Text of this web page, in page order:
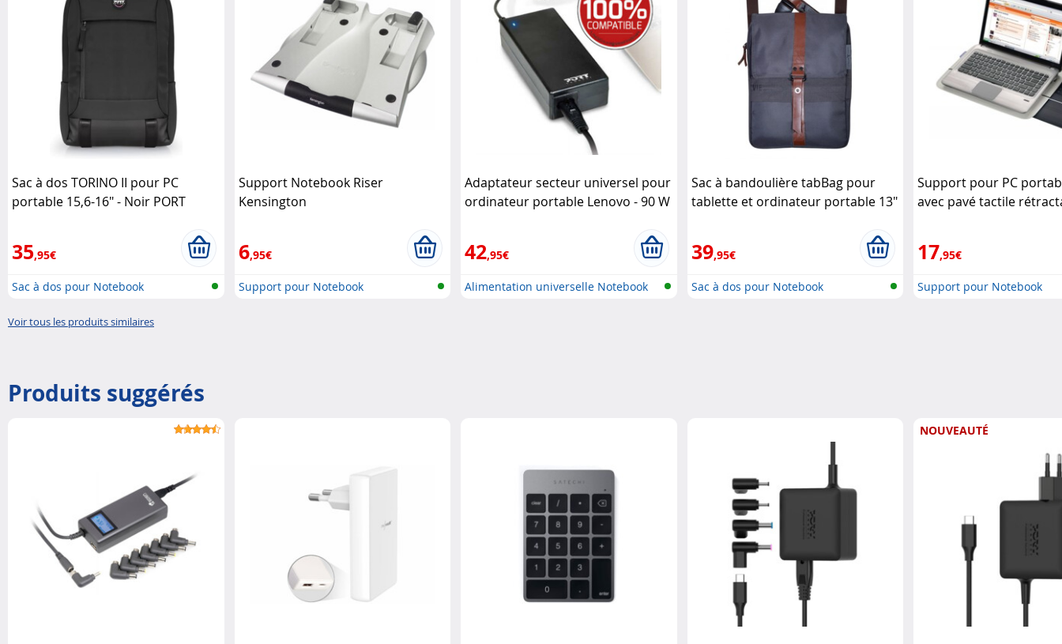
Sac à dos TORINO II pour PC
portable 15,6-16" - Noir PORT
35,95€
Sac à dos pour Notebook
Support Notebook Riser
Kensington
6,95€
Support pour Notebook
Adaptateur secteur universel pour
ordinateur portable Lenovo - 90 W
42,95€
Alimentation universelle Notebook
Sac à bandoulière tabBag pour
tablette et ordinateur portable 13"
39,95€
Sac à dos pour Notebook
Support pour PC
avec pavé tactile
17,95€
Support pour Notebook
Voir tous les produits similaires
Produits suggérés
NOUVEAUTÉ